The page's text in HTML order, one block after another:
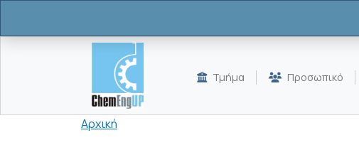
Τμήμα Προσωπικό
Breadcrumb
Αρχική